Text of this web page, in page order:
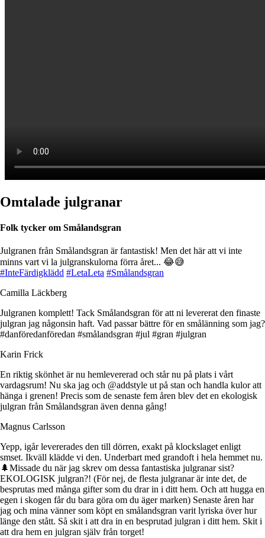
Omtalade julgranar
Folk tycker om Smålandsgran
Julgranen från Smålandsgran är fantastisk! Men det här att vi inte
minns vart vi la julgranskulorna förra året... 😂😅
#InteFärdigklädd #LetaLeta #Smålandsgran
Camilla Läckberg
Julgranen komplett! Tack Smålandsgran för att ni levererat den finaste
julgran jag någonsin haft. Vad passar bättre för en smålänning som jag?
#danföredanföredan #smålandsgran #jul #gran #julgran
Karin Frick
En riktig skönhet är nu hemlevererad och står nu på plats i vårt
vardagsrum! Nu ska jag och @addstyle ut på stan och handla kulor att
hänga i grenen! Precis som de senaste fem åren blev det en ekologisk
julgran från Smålandsgran även denna gång!
Magnus Carlsson
Yepp, igår levererades den till dörren, exakt på klockslaget enligt
smset. Ikväll klädde vi den. Underbart med grandoft i hela hemmet nu.
🌲Missade du när jag skrev om dessa fantastiska julgranar sist?
EKOLOGISK julgran?! (För nej, de flesta julgranar är inte det, de
besprutas med många gifter som du drar in i ditt hem. Och att hugga en
egen i skogen får du bara göra om du äger marken) Senaste åren har
jag och mina vänner som köpt en smålandsgran varit lyriska över hur
länge den stått. Så skit i att dra in en besprutad julgran i ditt hem. Skit i
att dra hem en julgran själv från torget!